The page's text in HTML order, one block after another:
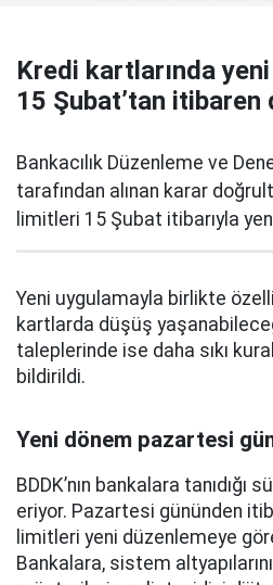
Kredi kartlarında
15 Şubat’tan itibaren
Bankacılık Düzenleme ve
tarafından alınan karar
limitleri 15 Şubat itibarıyla
Yeni uygulamayla birlikte
kartlarda düşüş
taleplerinde ise daha sıkı
bildirildi.
Yeni dönem pazartesi
BDDK’nın bankalara tanıdığı
eriyor. Pazartesi gününden
limitleri yeni düzenlemeye
Bankalara, sistem